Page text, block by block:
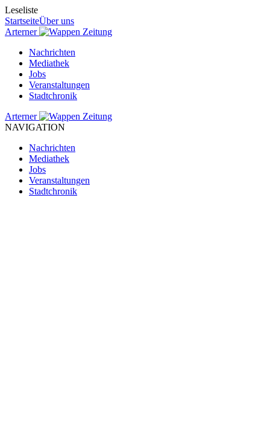
Leseliste
StartseiteÜber uns
Arterner
Zeitung
Nachrichten
Mediathek
Jobs
Veranstaltungen
Stadtchronik
Arterner
Zeitung
NAVIGATION
Nachrichten
Mediathek
Jobs
Veranstaltungen
Stadtchronik